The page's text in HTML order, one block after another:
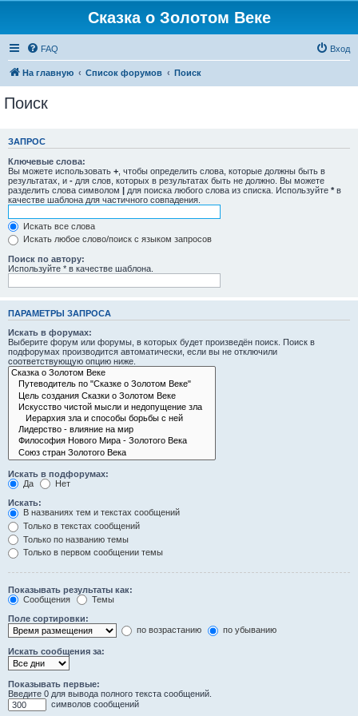
Сказка о Золотом Веке
FAQ Вход
На главную Список форумов Поиск
Поиск
ЗАПРОС
Ключевые слова:
Вы можете использовать + , чтобы определить слова, которые должны быть в
результатах, и - для слов, которых в результатах быть не должно. Вы можете
разделить слова символом | для поиска любого слова из списка. Используйте * в
качестве шаблона для частичного совпадения.
Искать все слова
Искать любое слово/поиск с языком запросов
Поиск по автору:
Используйте * в качестве шаблона.
ПАРАМЕТРЫ ЗАПРОСА
Искать в форумах:
Выберите форум или форумы, в которых будет произведён поиск. Поиск в
подфорумах производится автоматически, если вы не отключили
соответствующую опцию ниже.
Искать в подфорумах:
Да
Нет
Искать:
В названиях тем и текстах сообщений
Только в текстах сообщений
Только по названию темы
Только в первом сообщении темы
Показывать результаты как:
Сообщения
Темы
Поле сортировки:
по возрастанию
по убыванию
Искать сообщения за:
Показывать первые:
Введите 0 для вывода полного текста сообщений.
символов сообщений